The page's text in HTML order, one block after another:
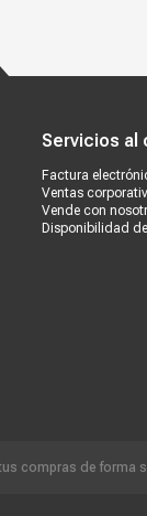
Servicios al
Factura
Ventas
Vende con
Disponibilidad
compras de forma